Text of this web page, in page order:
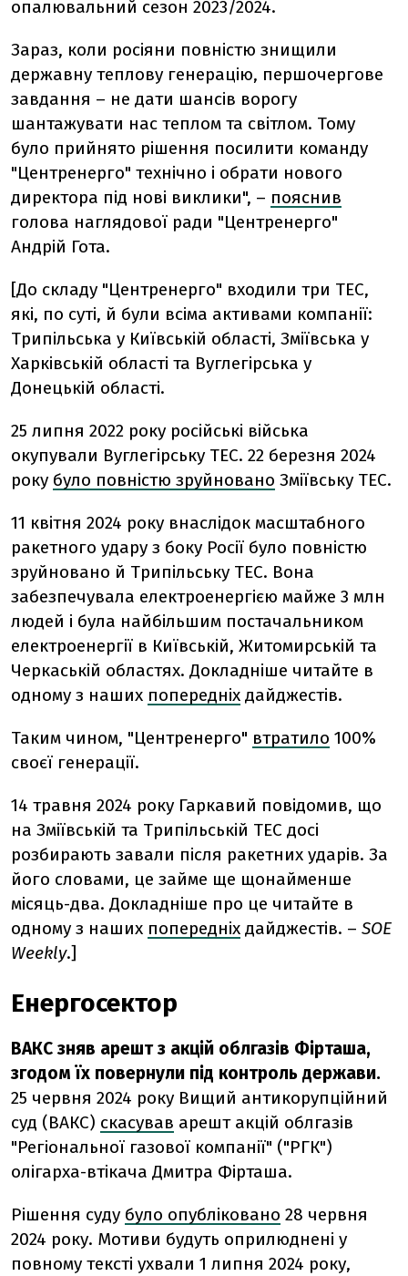
опалювальний сезон 2023/2024.
Зараз, коли росіяни повністю знищили
державну теплову генерацію, першочергове
завдання – не дати шансів ворогу
шантажувати нас теплом та світлом. Тому
було прийнято рішення посилити команду
"Центренерго" технічно і обрати нового
директора під нові виклики", – пояснив
голова наглядової ради "Центренерго"
Андрій Гота.
[До складу "Центренерго" входили три ТЕС,
які, по суті, й були всіма активами компанії:
Трипільська у Київській області, Зміївська у
Харківській області та Вуглегірська у
Донецькій області.
25 липня 2022 року російські війська
окупували Вуглегірську ТЕС. 22 березня 2024
року було повністю зруйновано Зміївську ТЕС.
11 квітня 2024 року внаслідок масштабного
ракетного удару з боку Росії було повністю
зруйновано й Трипільську ТЕС. Вона
забезпечувала електроенергією майже 3 млн
людей і була найбільшим постачальником
електроенергії в Київській, Житомирській та
Черкаській областях. Докладніше читайте в
одному з наших попередніх дайджестів.
Таким чином, "Центренерго" втратило 100%
своєї генерації.
14 травня 2024 року Гаркавий повідомив, що
на Зміївській та Трипільській ТЕС досі
розбирають завали після ракетних ударів. За
його словами, це займе ще щонайменше
місяць-два. Докладніше про це читайте в
одному з наших попередніх дайджестів. – SOE
Weekly.]
Енергосектор
ВАКС зняв арешт з акцій облгазів Фірташа,
згодом їх повернули під контроль держави.
25 червня 2024 року Вищий антикорупційний
суд (ВАКС) скасував арешт акцій облгазів
"Регіональної газової компанії" ("РГК")
олігарха-втікача Дмитра Фірташа.
Рішення суду було опубліковано 28 червня
2024 року. Мотиви будуть оприлюднені у
повному тексті ухвали 1 липня 2024 року,